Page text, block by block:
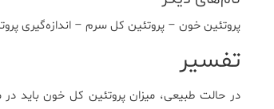
پروتئین خون – پروتئین کل سرم – اندازه‌گیری
تفسیر
در حالت طبیعی، میزان پروتئین کل خون باید